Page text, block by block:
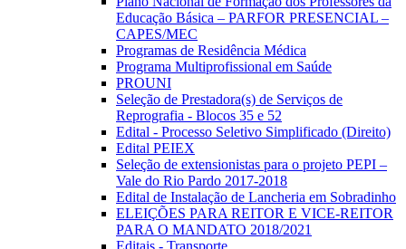
Educação Básica – PARFOR PRESENCIAL –
CAPES/MEC
Programas de Residência Médica
Programa Multiprofissional em Saúde
PROUNI
Seleção de Prestadora(s) de Serviços de
Reprografia - Blocos 35 e 52
Edital - Processo Seletivo Simplificado (Direito)
Edital PEIEX
Seleção de extensionistas para o projeto PEPI –
Vale do Rio Pardo 2017-2018
Edital de Instalação de Lancheria em Sobradinho
ELEIÇÕES PARA REITOR E VICE-REITOR
PARA O MANDATO 2018/2021